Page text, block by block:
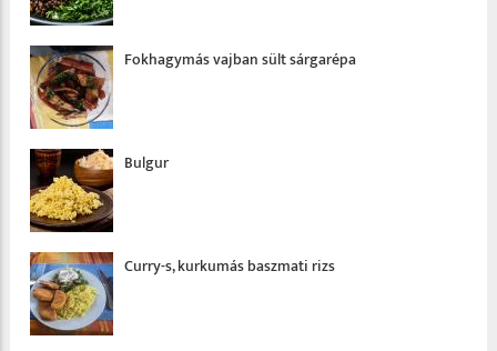
Fokhagymás vajban sült sárgarépa
Bulgur
Curry-s, kurkumás baszmati rizs